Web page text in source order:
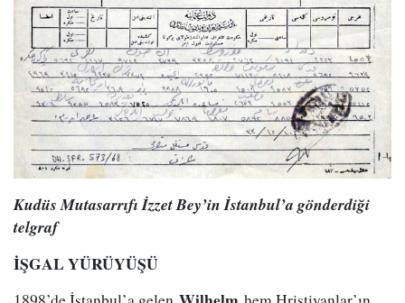
Kudüs Mutasarrıfı İzzet Bey’in İstanbul’a gönderdiği
telgraf
İŞGAL YÜRÜYÜŞÜ